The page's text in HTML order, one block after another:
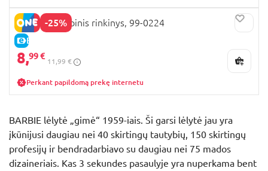
-25%
E-KAINA
BARBIE kūrybinis rinkinys, 99-0224
8,99 €
11,99 €
Perkant papildomą prekę internetu
BARBIE lėlytė „gimė“ 1959-iais. Ši garsi lėlytė jau yra
įkūnijusi daugiau nei 40 skirtingų tautybių, 150 skirtingų
profesijų ir bendradarbiavo su daugiau nei 75 mados
dizaineriais. Kas 3 sekundes pasaulyje yra nuperkama bent